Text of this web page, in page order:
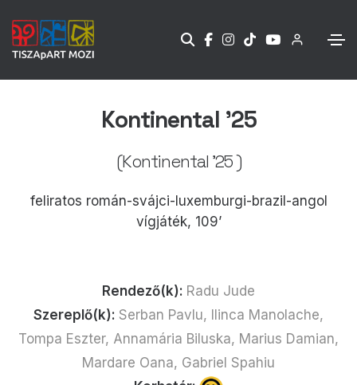
Kontinental '25
(Kontinental '25 )
feliratos román-svájci-luxemburgi-brazil-angol
vígjáték, 109’
Rendező(k): Radu Jude
Szereplő(k): Serban Pavlu, Ilinca Manolache,
Tompa Eszter, Annamária Biluska, Marius Damian,
Mardare Oana, Gabriel Spahiu